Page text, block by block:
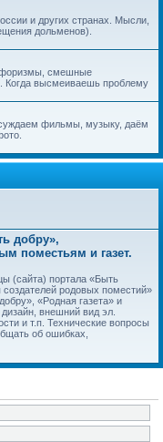
и других странах. Мысли,
дольменов).
смешные
Когда высмеиваешь проблему
фильмы, музыку, даём
добру»,
поместьям и газет.
(сайта) портала «Быть
родовых поместий»
«Родная газета» и
внешний вид эл.
и т.п. Технические вопросы
об ошибках,